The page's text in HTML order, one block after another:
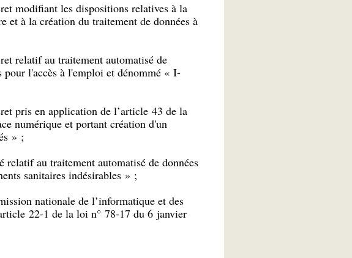
modifiant les dispositions relatives à la
et à la création du traitement de données à
relatif au traitement automatisé de
pour l'accès à l'emploi et dénommé « I-
pris en application de l’article 43 de la
numérique et portant création d'un
» ;
au traitement automatisé de données
sanitaires indésirables » ;
nationale de l’informatique et des
22-1 de la loi n° 78-17 du 6 janvier